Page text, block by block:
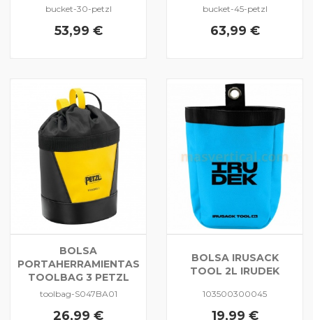
bucket-30-petzl
53,99 €
bucket-45-petzl
63,99 €
BOLSA
PORTAHERRAMIENTAS
TOOLBAG 3 PETZL
toolbag-S047BA01
26,99 €
BOLSA IRUSACK
TOOL 2L IRUDEK
103500300045
19,99 €